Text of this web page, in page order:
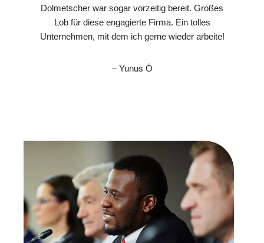
Dolmetscher war sogar vorzeitig bereit. Großes
Lob für diese engagierte Firma. Ein tolles
Unternehmen, mit dem ich gerne wieder arbeite!
– Yunus Ö